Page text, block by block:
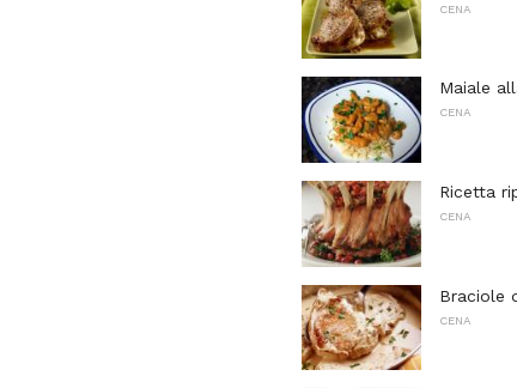
CENA
Maiale
CENA
Ricetta
CENA
Braciole
CENA